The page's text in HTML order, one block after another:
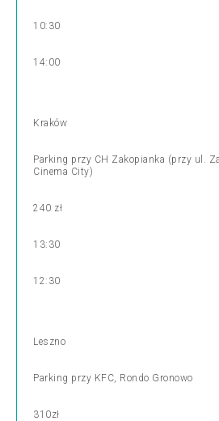
10:30
14:00
Kraków
Parking przy CH Zakopianka (przy ul.
Cinema City)
240 zł
13:30
12:30
Leszno
Parking przy KFC, Rondo Gronowo
310zł